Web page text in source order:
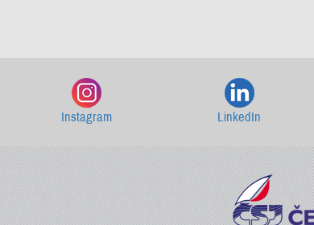
Instagram LinkedIn